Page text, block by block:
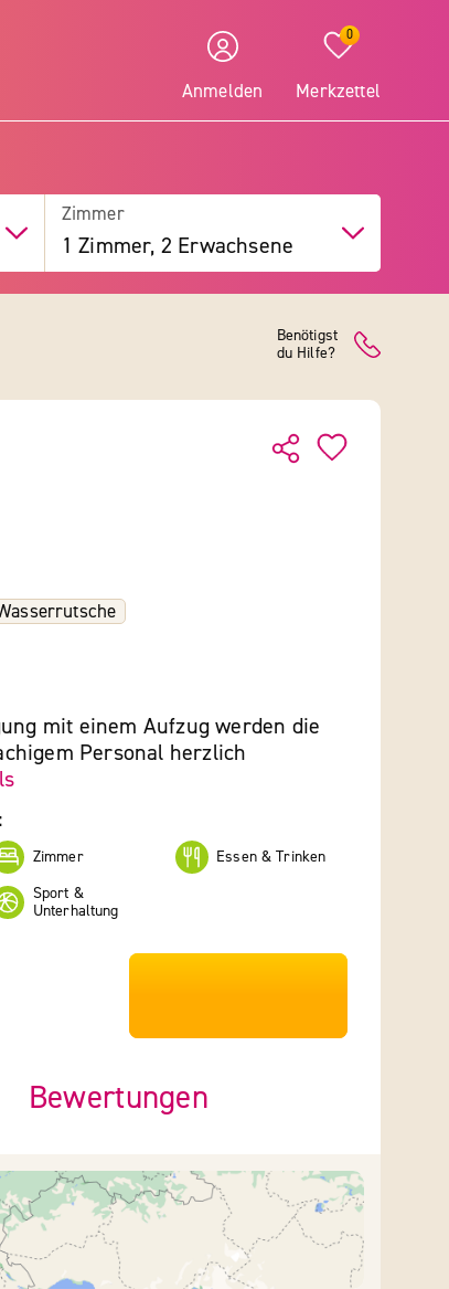
Anmelden
0
Merkzettel
Zimmer
1 Zimmer, 2 Erwachsene
Benötigst
du Hilfe?
mit einem Aufzug werden die
Personal herzlich
Zimmer Essen & Trinken
Sport &
Unterhaltung
Bewertungen